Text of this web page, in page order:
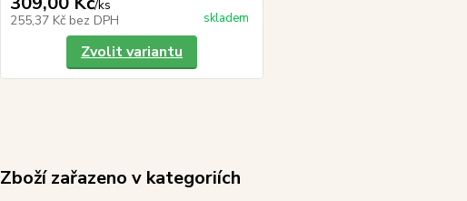
/ks
255,37 Kč bez DPH skladem
Zvolit variantu
Zboží zařazeno v kategoriích